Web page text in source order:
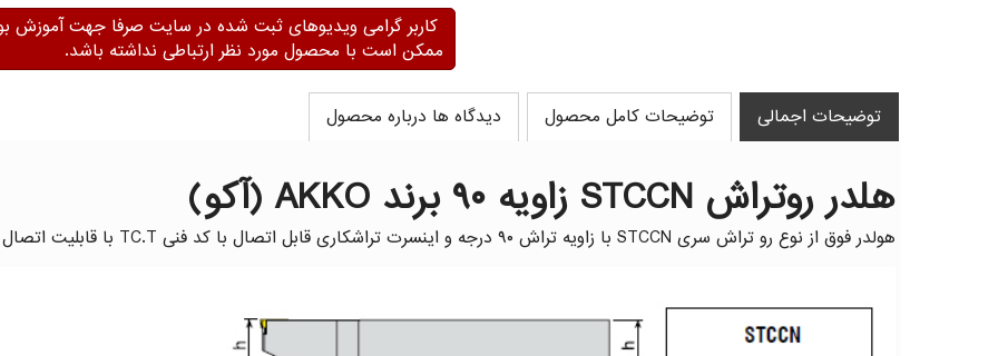
کاربر گرامی ویدیوهای ثبت شده در سایت صرفا جهت آموزش
ممکن است با محصول مورد نظر ارتباطی نداشته باشد.
توضیحات اجمالی توضیحات کامل محصول دیدگاه ها درباره محصول
هلدر روتراش STCCN زاویه ۹۰ برند AKKO (آکو)
هولدر فوق از نوع رو تراش سری STCCN با زاویه تراش ۹۰ درجه و اینسرت تراشکاری قابل اتصال با کد فنی TC.T با قابلیت اتصال به وسیله پیچ ساخت ترکیه میباشد.